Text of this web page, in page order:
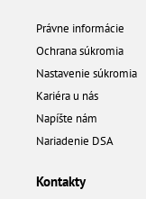
Právne informácie
Ochrana súkromia
Nastavenie súkromia
Kariéra u nás
Napíšte nám
Nariadenie DSA
Kontakty